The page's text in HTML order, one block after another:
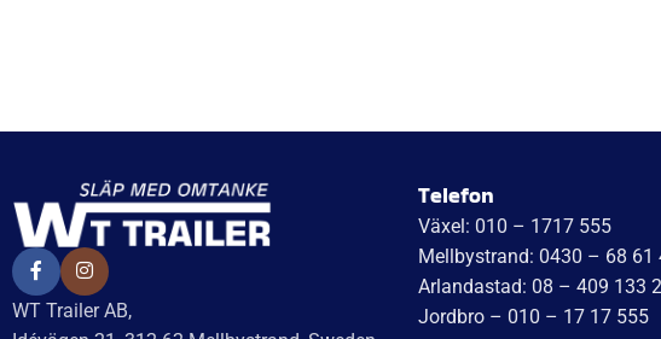
WT Trailer AB,
Telefon
Växel: 010 – 1717 555
Mellbystrand: 0430 – 68 61
Arlandastad: 08 – 409 133
Jordbro – 010 – 17 17 555